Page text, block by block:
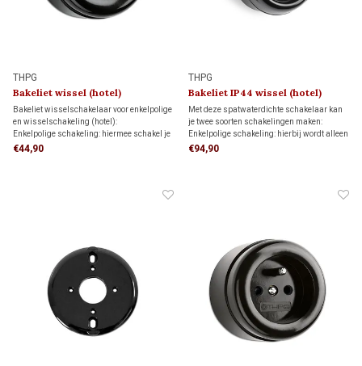
THPG
Bakeliet wissel (hotel)
schakelaar 1930
Bakeliet wisselschakelaar voor enkelpolige
en wisselschakeling (hotel):
Enkelpolige schakeling: hiermee schakel je
een lamp vanaf één schakelaar aan en uit.
€44,90
THPG
Bakeliet IP44 wissel (hotel)
schakelaar 1930
Met deze spatwaterdichte schakelaar kan
je twee soorten schakelingen maken:
Enkelpolige schakeling: hierbij wordt alleen
de stroomvoerende draad onderbroken.
€94,90